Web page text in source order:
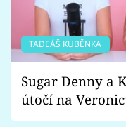
TADEÁŠ KUBĚNKA
Sugar Denny a
útočí na
Proč je podle